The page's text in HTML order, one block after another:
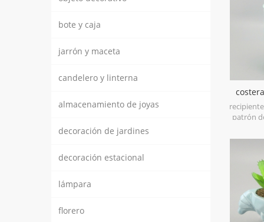
bote y caja
jarrón y maceta
candelero y linterna
almacenamiento de joyas
decoración de jardines
decoración estacional
lámpara
florero
patrón
para
mano,